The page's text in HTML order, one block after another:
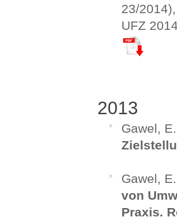
23/
UFZ
2013
Gawel,
Gawel,
von
Praxis.